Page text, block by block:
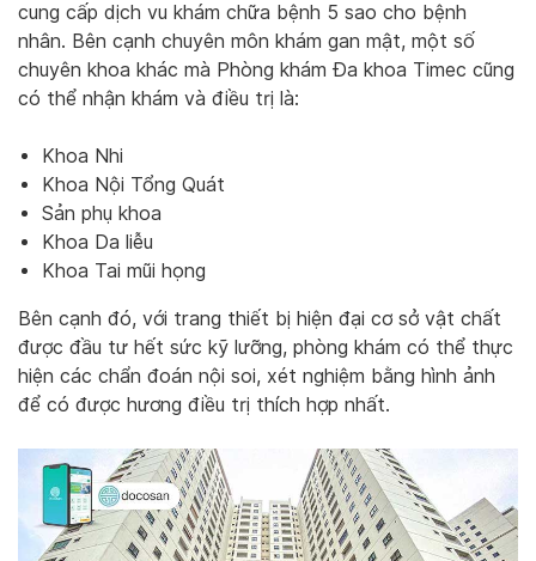
cung cấp dịch vu khám chữa bệnh 5 sao cho bệnh
nhân. Bên cạnh chuyên môn khám gan mật, một số
chuyên khoa khác mà Phòng khám Đa khoa Timec cũng
có thể nhận khám và điều trị là:
Khoa Nhi
Khoa Nội Tổng Quát
Sản phụ khoa
Khoa Da liễu
Khoa Tai mũi họng
Bên cạnh đó, với trang thiết bị hiện đại cơ sở vật chất
được đầu tư hết sức kỹ lưỡng, phòng khám có thể thực
hiện các chẩn đoán nội soi, xét nghiệm bằng hình ảnh
để có được hương điều trị thích hợp nhất.